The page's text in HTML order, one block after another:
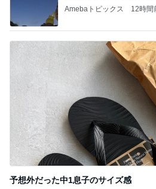
Amebaトピックス 12時間
予想外だった中1息子のサイズ感